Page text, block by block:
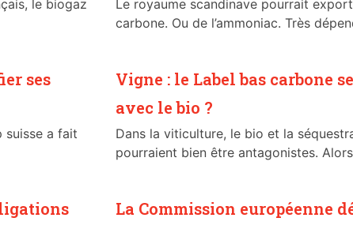
le biogaz
Le royaume scandinave pourrait
carbone. Ou de l’ammoniac. Très
ses
suisse a fait
Vigne : le Label bas carbone
avec le bio ?
Dans la viticulture, le bio et la
pourraient bien être antagonistes.
La Commission européenne